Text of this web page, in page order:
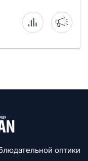
оптики